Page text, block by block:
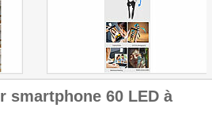
smartphone 60 LED à